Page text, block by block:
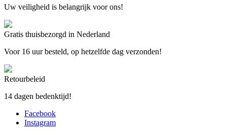
Uw veiligheid is belangrijk voor ons!
Gratis thuisbezorgd in Nederland
Voor 16 uur besteld, op hetzelfde dag verzonden!
Retourbeleid
14 dagen bedenktijd!
Facebook
Instagram